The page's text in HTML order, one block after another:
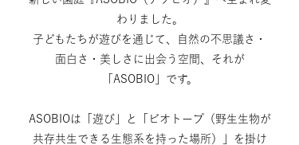
わりました。
子どもたちが遊びを通じて、自然の不思議さ・
面白さ・美しさに出会う空間、それが
「ASOBIO」です。
ASOBIOは「遊び」と「ビオトープ（野生生物が
共存共生できる生態系を持った場所）」を掛け